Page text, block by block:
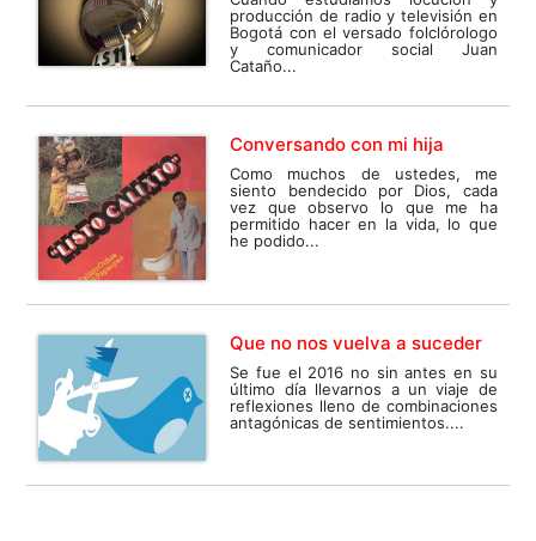
producción de radio y televisión en
Bogotá con el versado folclórologo
y comunicador social Juan
Cataño...
Conversando con mi hija
Como muchos de ustedes, me
siento bendecido por Dios, cada
vez que observo lo que me ha
permitido hacer en la vida, lo que
he podido...
Que no nos vuelva a suceder
Se fue el 2016 no sin antes en su
último día llevarnos a un viaje de
reflexiones lleno de combinaciones
antagónicas de sentimientos....